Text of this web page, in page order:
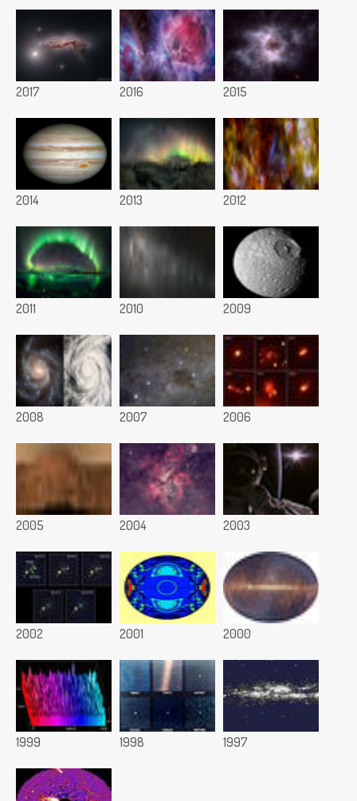
2017 2016 2015
2014 2013 2012
2011 2010 2009
2008 2007 2006
2005 2004 2003
2002 2001 2000
1999 1998 1997